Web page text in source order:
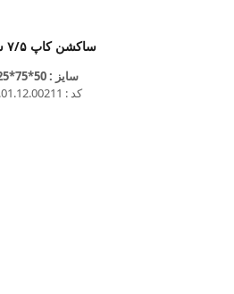
ساکشن کاپ ۷/۵ سانتی
سایز : 50*75*125
کد : 10.01.12.00211